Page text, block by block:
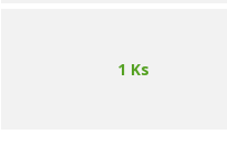
1 Ks